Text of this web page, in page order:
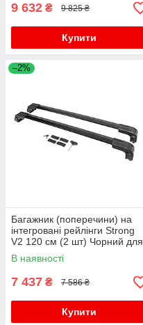
9 632 ₴ 9 825 ₴
Купити
–2%
Багажник (поперечини) на
інтегровані рейлінги Strong
V2 120 см (2 шт) Чорний для
бмв X4 F-26 2014-2018 рр
В наявності
7 437 ₴ 7 586 ₴
Купити